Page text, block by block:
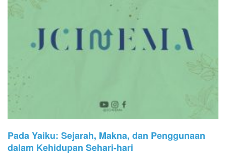
Pada Yaiku: Sejarah, Makna, dan Penggunaan
dalam Kehidupan Sehari-hari